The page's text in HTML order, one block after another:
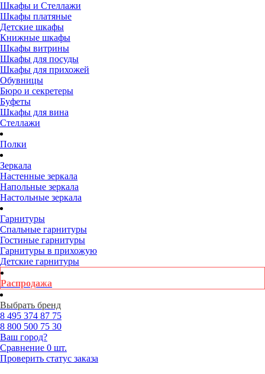
Шкафы и Стеллажи
Шкафы платяные
Детские шкафы
Книжные шкафы
Шкафы витрины
Шкафы для посуды
Шкафы для прихожей
Обувницы
Бюро и секретеры
Буфеты
Шкафы для вина
Стеллажи
Полки
Зеркала
Настенные зеркала
Напольные зеркала
Настольные зеркала
Гарнитуры
Спальные гарнитуры
Гостиные гарнитуры
Гарнитуры в прихожую
Детские гарнитуры
Распродажа
Выбрать бренд
8 495 374 87 75
8 800 500 75 30
Ваш город?
Сравнение 0 шт.
Проверить статус заказа